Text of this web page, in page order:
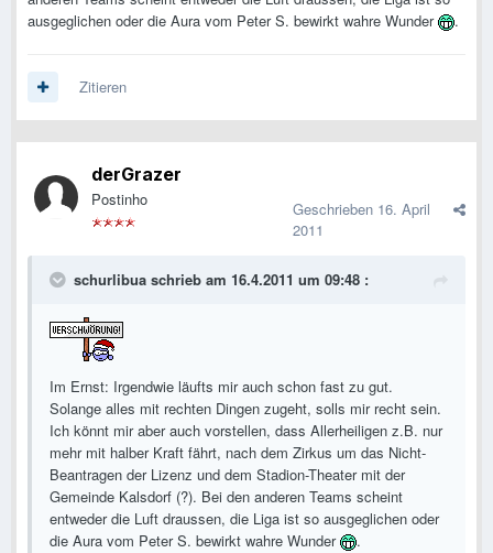
ausgeglichen oder die Aura vom Peter S. bewirkt wahre Wunder
.
Zitieren
derGrazer
Postinho Geschrieben 16. April
2011
schurlibua schrieb am 16.4.2011 um 09:48 :
Im Ernst: Irgendwie läufts mir auch schon fast zu gut.
Solange alles mit rechten Dingen zugeht, solls mir recht sein.
Ich könnt mir aber auch vorstellen, dass Allerheiligen z.B. nur
mehr mit halber Kraft fährt, nach dem Zirkus um das Nicht-
Beantragen der Lizenz und dem Stadion-Theater mit der
Gemeinde Kalsdorf (?). Bei den anderen Teams scheint
entweder die Luft draussen, die Liga ist so ausgeglichen oder
die Aura vom Peter S. bewirkt wahre Wunder
.